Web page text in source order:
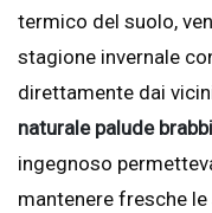
termico del suolo,
stagione invernale
direttamente dai
naturale palude
ingegnoso
mantenere fresche